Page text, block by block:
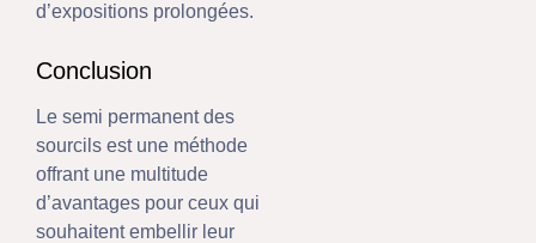
d’expositions prolongées.
Conclusion
Le semi permanent des
sourcils est une méthode
offrant une multitude
d’avantages pour ceux qui
souhaitent embellir leur